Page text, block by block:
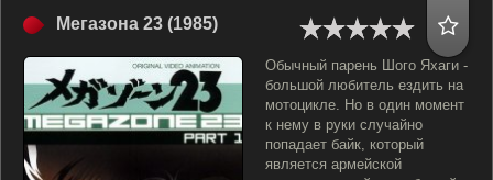
Мегазона 23 (1985)
Обычный парень Шого Яхаги -
большой любитель ездить на
мотоцикле. Но в один момент
к нему в руки случайно
попадает байк, который
является армейской